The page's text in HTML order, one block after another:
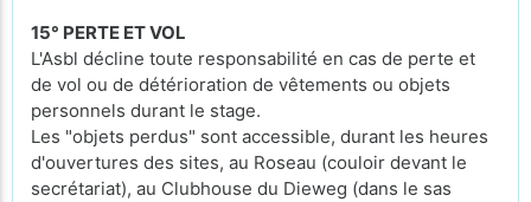
15° PERTE ET VOL
L'Asbl décline toute responsabilité en cas de perte et
de vol ou de détérioration de vêtements ou objets
personnels durant le stage.
Les "objets perdus" sont accessible, durant les heures
d'ouvertures des sites, au Roseau (couloir devant le
secrétariat), au Clubhouse du Dieweg (dans le sas